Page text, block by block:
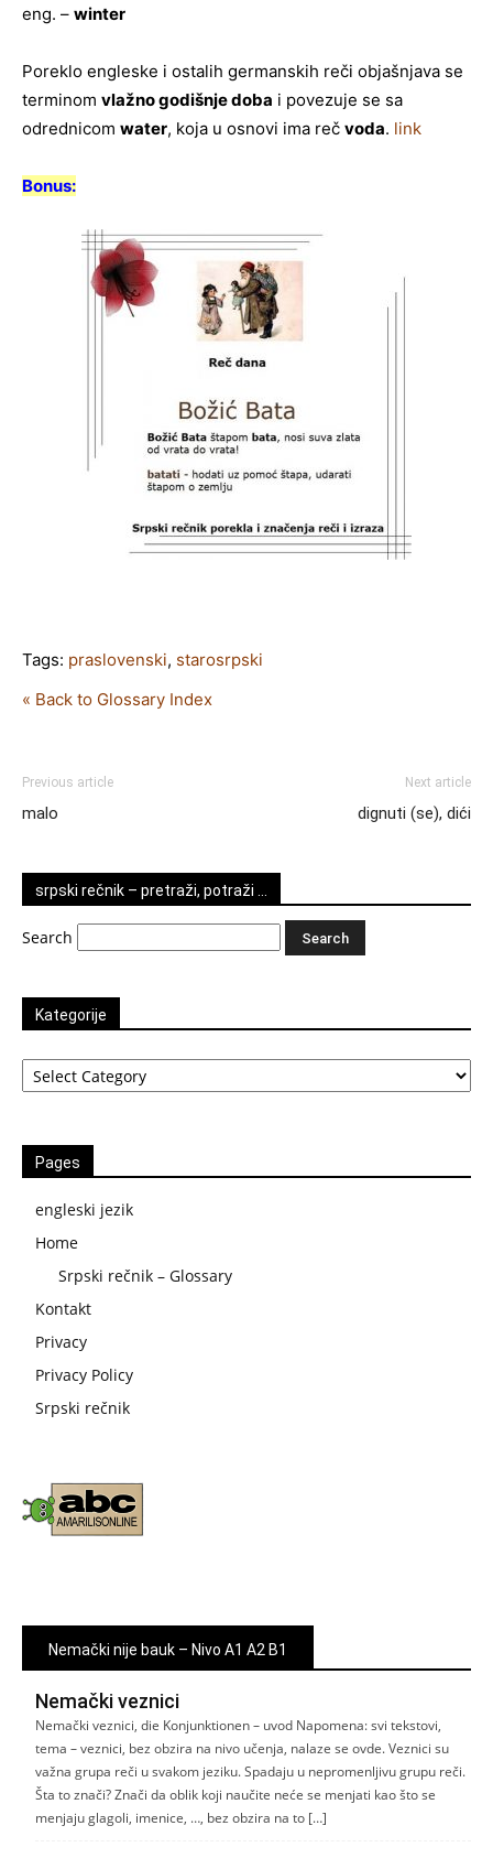
eng. – winter
Poreklo engleske i ostalih germanskih reči objašnjava se
terminom vlažno godišnje doba i povezuje se sa
odrednicom water, koja u osnovi ima reč voda. link
Bonus:
Tags: praslovenski, starosrpski
« Back to Glossary Index
Previous article
malo
Next article
dignuti (se), dići
srpski rečnik – pretraži, potraži …
Search
Kategorije
Kategorije
Pages
engleski jezik
Home
Srpski rečnik – Glossary
Kontakt
Privacy
Privacy Policy
Srpski rečnik
Nemački nije bauk – Nivo A1 A2 B1
Nemački veznici
Nemački veznici, die Konjunktionen – uvod Napomena: svi tekstovi,
tema – veznici, bez obzira na nivo učenja, nalaze se ovde. Veznici su
važna grupa reči u svakom jeziku. Spadaju u nepromenljivu grupu reči.
Šta to znači? Znači da oblik koji naučite neće se menjati kao što se
menjaju glagoli, imenice, …, bez obzira na to […]